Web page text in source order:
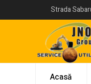
Strada
Acasă